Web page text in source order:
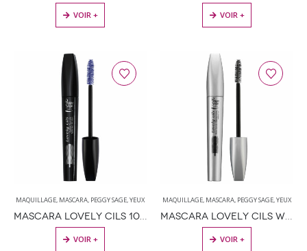
VOIR + VOIR +
MAQUILLAGE MASCARA PEGGY SAGE YEUX
MASCARA LOVELY CILS 10ML OCÉAN
VOIR +
MAQUILLAGE MASCARA PEGGY SAGE YEUX
MASCARA LOVELY CILS WATERPROOF NOIR 9ML
VOIR +